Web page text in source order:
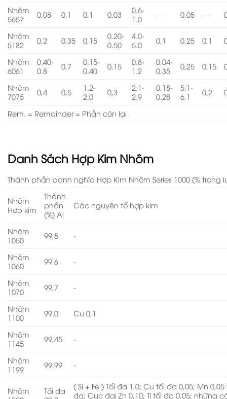
Nhôm
5657
0,08 0,1 0,1 0,03
0.6-
1.0
— 0,05 —
Nhôm
5182
0,2 0,35 0,15
0.20-
0.50
4.0-
5.0
0,1 0,25 0,1
Nhôm
6061
0.40-
0.8
0,7
0.15-
0.40
0,15
0.8-
1.2
0.04-
0.35
0,25 0,15
Nhôm
7075
0,4 0,5
1.2-
2.0
0,3
2.1-
2.9
0.18-
0.28
5.1-
6.1
0,2
Rem. = Remainder = Phần còn lại
Danh Sách Hợp Kim Nhôm
Thành phần danh nghĩa Hợp Kim Nhôm Series 1000 (%
Nhôm
Hợp kim
Thành
phần
(%) Al
Các nguyên tố hợp kim
Nhôm
1050
99,5 -
Nhôm
1060
99,6 -
Nhôm
1070
99,7 -
Nhôm
1100
99.0 Cu 0,1
Nhôm
1145
99,45 -
Nhôm
1199
99,99 -
Nhôm
Tối đa
( Si + Fe ) Tối đa 1,0; Cu tối đa 0,05; Mn 0,05
đa; Cực đại Zn 0,10; Ti tối đa 0,05; những